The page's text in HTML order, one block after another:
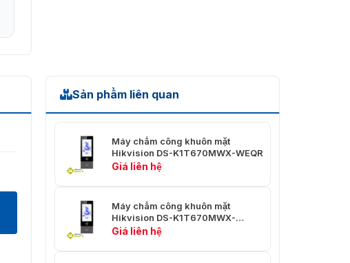
Sản phẩm liên quan
Máy chấm công khuôn mặt
Hikvision DS-K1T670MWX-WEQR
Giá liên hệ
Máy chấm công khuôn mặt
Hikvision DS-K1T670MWX-
WBQR
Giá liên hệ